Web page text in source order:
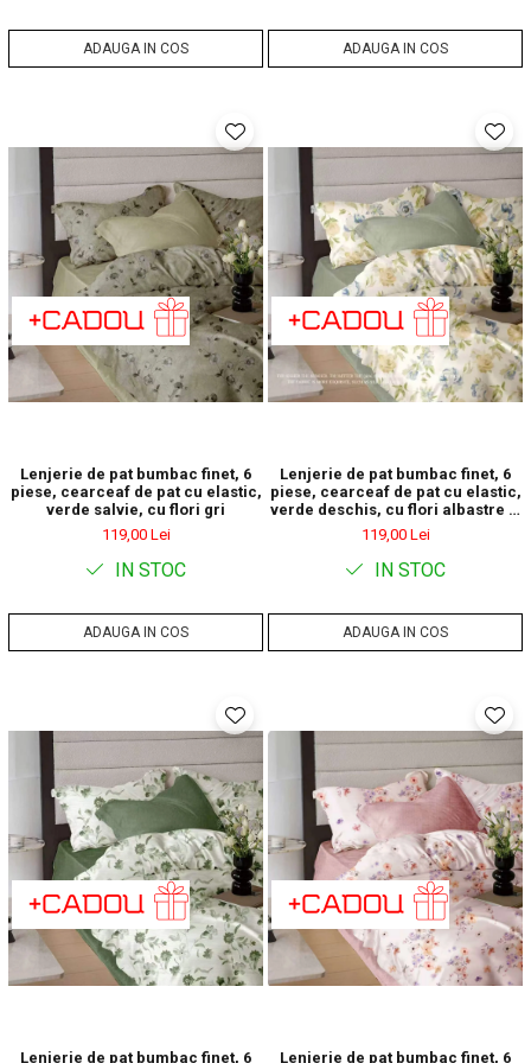
ADAUGA IN COS ADAUGA IN COS
Lenjerie de pat bumbac finet, 6
piese, cearceaf de pat cu elastic,
verde salvie, cu flori gri
119,00 Lei
IN STOC
ADAUGA IN COS
Lenjerie de pat bumbac finet, 6
piese, cearceaf de pat cu elastic,
verde deschis, cu flori albastre si
galbene
119,00 Lei
IN STOC
ADAUGA IN COS
Lenjerie de pat bumbac finet, 6
Lenjerie de pat bumbac finet, 6